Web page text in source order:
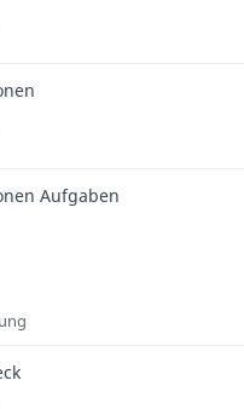
Aufgaben